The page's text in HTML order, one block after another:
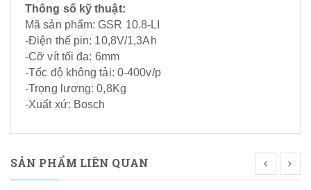
Thông số kỹ thuật:
Mã sản phẩm: GSR 10.8-LI
-Điện thế pin: 10,8V/1,3Ah
-Cỡ vít tối đa: 6mm
-Tốc độ không tải: 0-400v/p
-Trọng lương: 0,8Kg
-Xuất xứ: Bosch
SẢN PHẨM LIÊN QUAN